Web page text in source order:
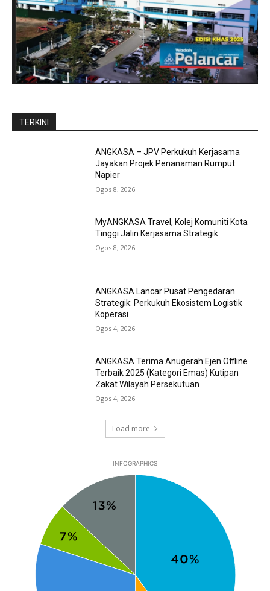
TERKINI
ANGKASA – JPV Perkukuh Kerjasama
Jayakan Projek Penanaman Rumput
Napier
Ogos 8, 2026
MyANGKASA Travel, Kolej Komuniti Kota
Tinggi Jalin Kerjasama Strategik
Ogos 8, 2026
ANGKASA Lancar Pusat Pengedaran
Strategik: Perkukuh Ekosistem Logistik
Koperasi
Ogos 4, 2026
ANGKASA Terima Anugerah Ejen Offline
Terbaik 2025 (Kategori Emas) Kutipan
Zakat Wilayah Persekutuan
Ogos 4, 2026
Load more
INFOGRAPHICS